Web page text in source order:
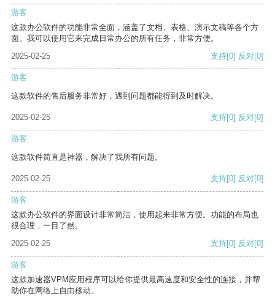
游客
这款办公软件的功能非常全面，涵盖了文档、表格、演示文稿等各个方
面。我可以使用它来完成日常办公的所有任务，非常方便。
2025-02-25
支持[0] 反对[0]
游客
这款软件的售后服务非常好，遇到问题都能得到及时解决。
2025-02-25 支持[0] 反对[0]
游客
这款软件简直是神器，解决了我所有问题。
2025-02-25 支持[0] 反对[0]
游客
这款办公软件的界面设计非常简洁，使用起来非常方便。功能的布局也
很合理，一目了然。
2025-02-25
支持[0] 反对[0]
游客
这款加速器VPM应用程序可以给你提供最高速度和安全性的连接，并帮
助你在网络上自由移动。